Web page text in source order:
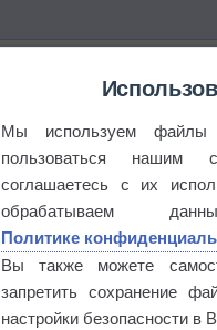
Мы используем
пользоваться нашим
соглашаетесь с их
обрабатываем
Политике
Вы также можете
запретить сохранение
настройки безопасности в